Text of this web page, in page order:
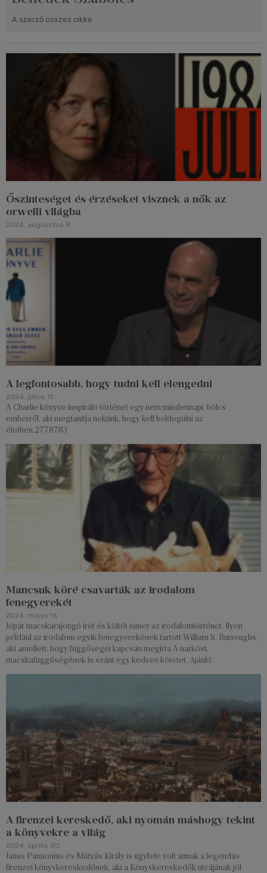
A szerző összes cikke
Őszinteséget és érzéseket visznek a nők az
orwelli világba
2024. augusztus 8.
A legfontosabb, hogy tudni kell elengedni
2024. július 11.
A Charlie könyve inspiráló történet egy nem mindennapi, bölcs
emberről, aki megtanítja nekünk, hogy kell boldogulni az
életben.2778783
Mancsuk köré csavarták az irodalom
fenegyerekét
2024. május 16.
Jópár macskarajongó írót és költőt ismer az irodalomtörténet. Ilyen
például az irodalom egyik fenegyerekének tartott William S. Burroughs,
aki amellett, hogy függőségei kapcsán megírta A narkóst,
macskafüggőségének is szánt egy kedves kötetet. Ajánló.
A firenzei kereskedő, aki nyomán máshogy tekint
a könyvekre a világ
2024. április 30.
Janus Pannonius és Mátyás Király is ügyfele volt annak a legendás
firenzei könyvkereskedőnek, aki a Könyvkereskedők utcájának jól